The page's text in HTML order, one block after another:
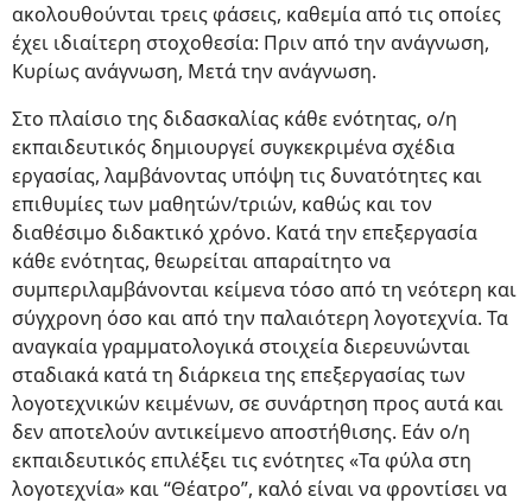
ακολουθούνται τρεις φάσεις, καθεμία από τις οποίες
έχει ιδιαίτερη στοχοθεσία: Πριν από την ανάγνωση,
Κυρίως ανάγνωση, Μετά την ανάγνωση.
Στο πλαίσιο της διδασκαλίας κάθε ενότητας, ο/η
εκπαιδευτικός δημιουργεί συγκεκριμένα σχέδια
εργασίας, λαμβάνοντας υπόψη τις δυνατότητες και
επιθυμίες των μαθητών/τριών, καθώς και τον
διαθέσιμο διδακτικό χρόνο. Κατά την επεξεργασία
κάθε ενότητας, θεωρείται απαραίτητο να
συμπεριλαμβάνονται κείμενα τόσο από τη νεότερη και
σύγχρονη όσο και από την παλαιότερη λογοτεχνία. Τα
αναγκαία γραμματολογικά στοιχεία διερευνώνται
σταδιακά κατά τη διάρκεια της επεξεργασίας των
λογοτεχνικών κειμένων, σε συνάρτηση προς αυτά και
δεν αποτελούν αντικείμενο αποστήθισης. Εάν ο/η
εκπαιδευτικός επιλέξει τις ενότητες «Τα φύλα στη
λογοτεχνία» και “Θέατρο”, καλό είναι να φροντίσει να